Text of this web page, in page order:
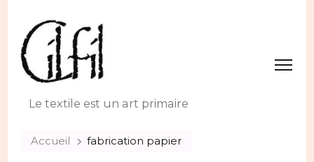
Le textile est un art primaire
Accueil fabrication papier